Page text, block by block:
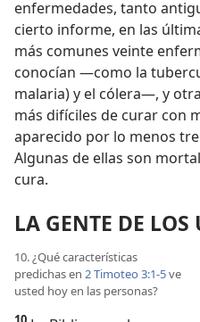
enfermedades, tanto
cierto informe, en las
más comunes veinte
conocían —como la
malaria) y el cólera—, y
más difíciles de curar con
aparecido por lo menos
Algunas de ellas son
cura.
LA GENTE DE
10. ¿Qué características
predichas en 2 Timoteo 3:1-5ve
usted hoy en las personas?